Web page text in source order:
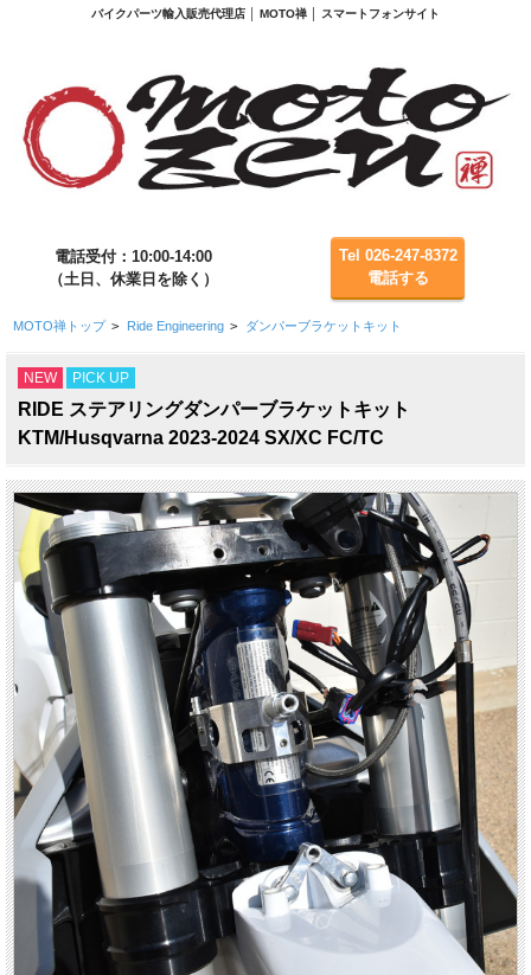
バイクパーツ輸入販売代理店 │ MOTO禅 │ スマートフォンサイト
電話受付：10:00-14:00
（土日、休業日を除く）
Tel 026-247-8372
電話する
MOTO禅トップ > Ride Engineering > ダンパーブラケットキット
NEW PICK UP
RIDE ステアリングダンパーブラケットキット
KTM/Husqvarna 2023-2024 SX/XC FC/TC